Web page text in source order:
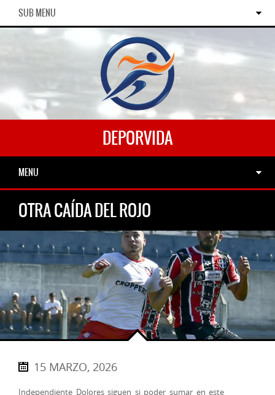
SUB MENU
DEPORVIDA
MENU
OTRA CAÍDA DEL ROJO
15 MARZO, 2026
Independiente Dolores siguen si poder sumar en este